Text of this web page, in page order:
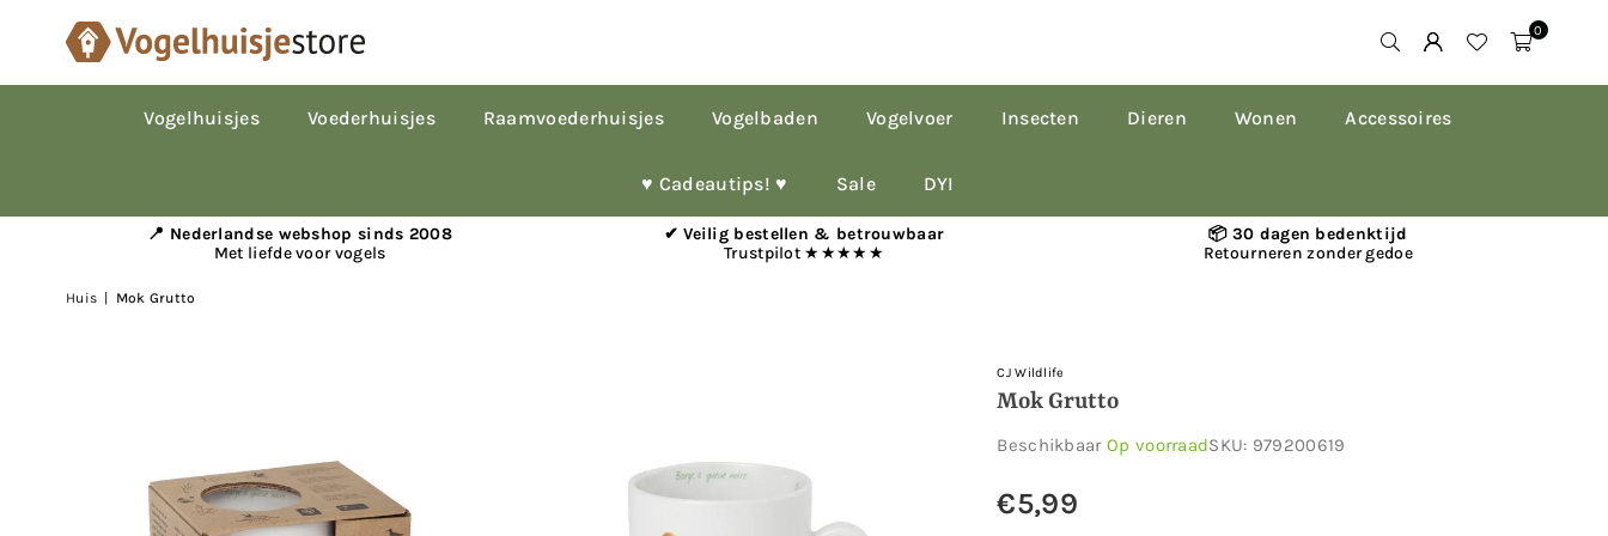
0
Vogelhuisjes Voederhuisjes Raamvoederhuisjes Vogelbaden Vogelvoer Insecten Dieren Wonen Accessoires
♥︎ Cadeautips! ♥︎ Sale DYI
📍 Nederlandse webshop sinds 2008
Met liefde voor vogels
✔ Veilig bestellen & betrouwbaar
Trustpilot ★★★★★
📦 30 dagen bedenktijd
Retourneren zonder gedoe
Huis Mok Grutto
CJ Wildlife
Mok Grutto
Beschikbaar Op voorraadSKU: 979200619
Normale
€5,99